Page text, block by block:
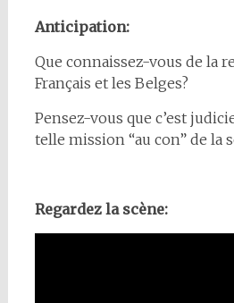
Anticipation:
Que connaissez-vous de la
Français et les Belges?
Pensez-vous que c’est
telle mission “au con” de la
Regardez la scène: